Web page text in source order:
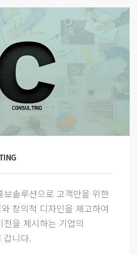
보솔루션으로 고객만을 위한
창의적 디자인을 제고하여
을 제시하는 기업의
갑니다.